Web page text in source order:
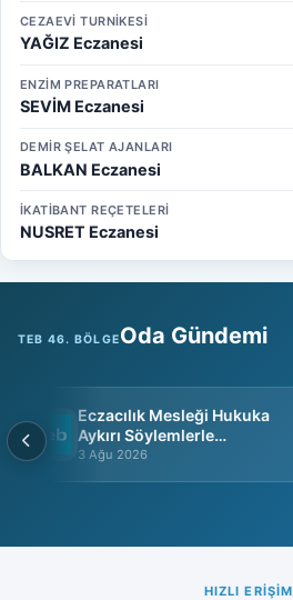
CEZAEVİ TURNİKESİ
YAĞIZ Eczanesi
ENZİM PREPARATLARI
SEVİM Eczanesi
DEMİR ŞELAT AJANLARI
BALKAN Eczanesi
İKATİBANT REÇETELERİ
NUSRET Eczanesi
TEB 46. BÖLGEOda Gündemi
Eczacılık Mesleği Hukuka
Aykırı Söylemlerle
İtibarsızlaştırılamaz
3 Ağu 2026
HIZLI ERIŞIM